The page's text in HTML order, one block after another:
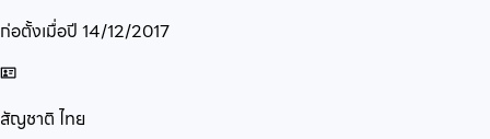
ก่อตั้งเมื่อปี 14/12/2017
สัญชาติ ไทย